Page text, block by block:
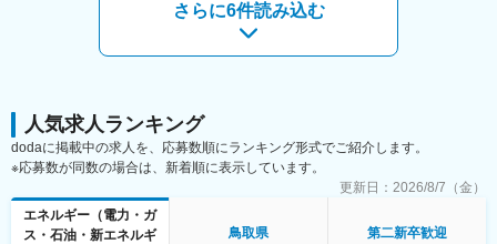
（2） 資格試験の受験料、旅費・交通費・宿泊費は全額会社負
厚くサポート。
◎ J-POWERグループの安定性
東京電力など大手へ電力・エネルギーを安定供給。
火力発電所の副産物をセメント原料や肥料として活用するなど、
環境配慮型の循環社会を目指した事業を展開しています。
▼8:30ミーティング、メールやスケジュールのチェック
▼13:00各自スケジュール管理による、デスクワーク、各種資料作
▼17:00頃 退社
■就業環境について：
◇土日祝休み／年間休日123日
◇平均の有給休暇取得日数19.6日
◇育児休業取得率100％（2024年度実績）
さらに6件読み込む
人気求人ランキング
dodaに掲載中の求人を、応募数順にランキング形式でご紹介します。
※応募数が同数の場合は、新着順に表示しています。
更新日： 2026/8/7（金）
エネルギー（電力・ガ
ス・石油・新エネルギ
鳥取県 第二新卒歓迎